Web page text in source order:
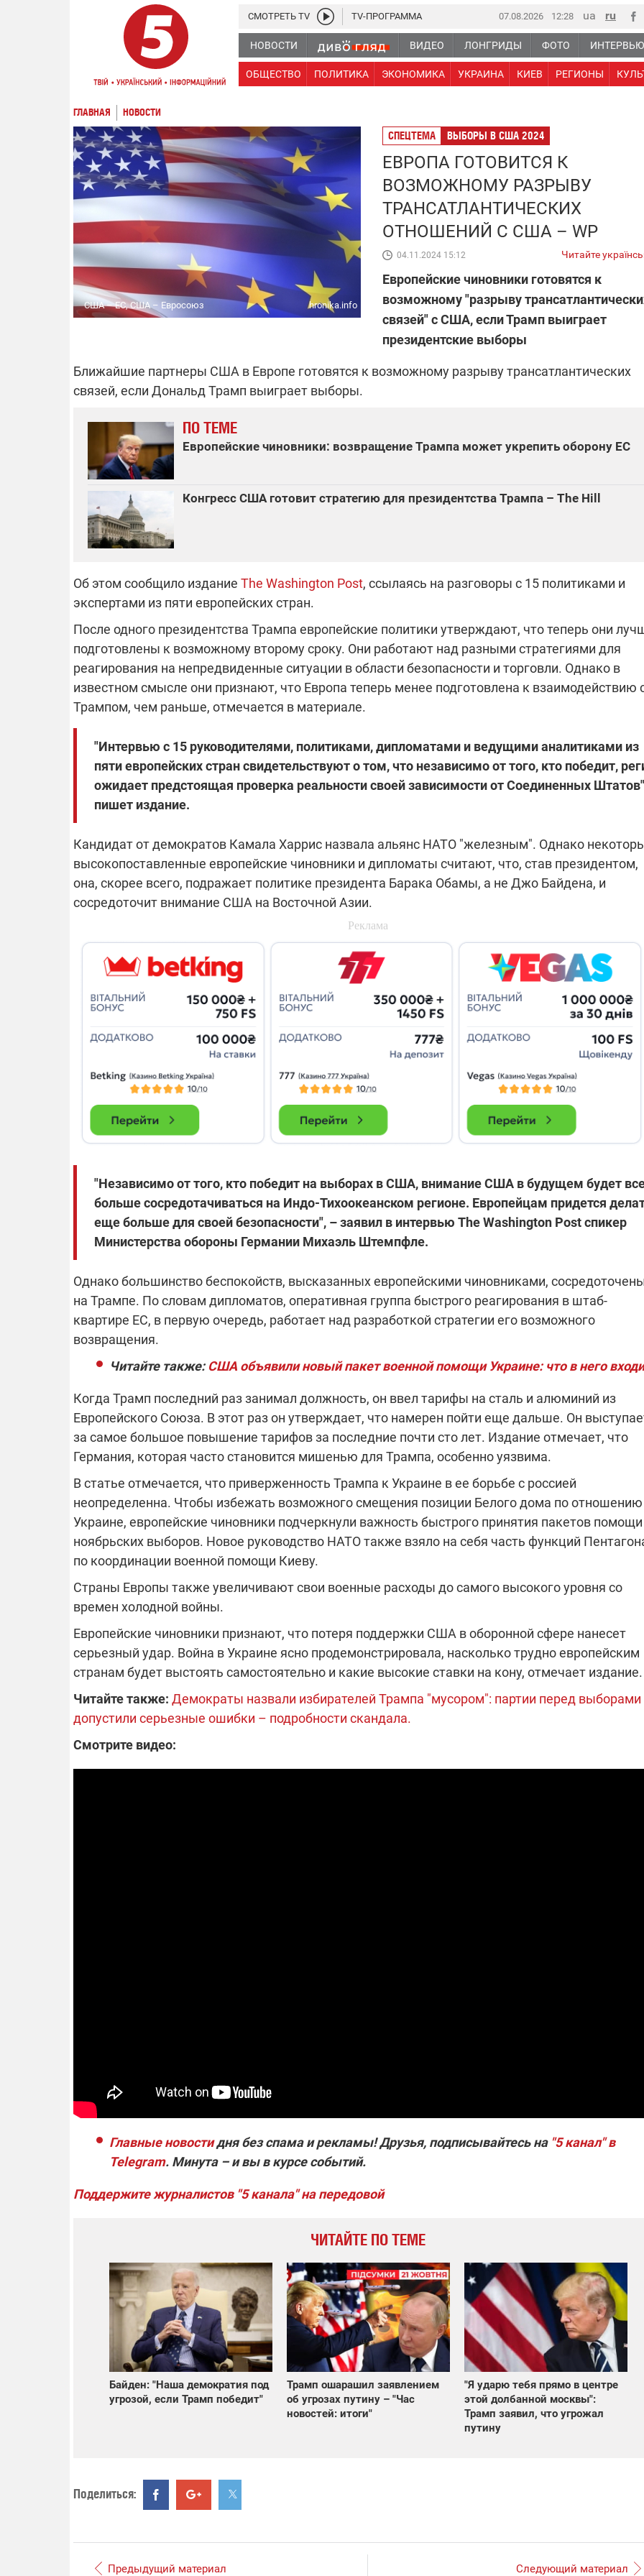
07.08.2026 12:28
НОВОСТИ ВИДЕО ЛОНГРИДЫ ФОТО ИНТЕРВЬЮ
ОБЩЕСТВО ПОЛИТИКА ЭКОНОМИКА УКРАИНА КИЕВ РЕГИОНЫ
СМОТРЕТЬ TV TV-ПРОГРАММА
ГЛАВНАЯ НОВОСТИ
США – ЕС, США – Евросоюз hronika.info
СПЕЦТЕМА ВЫБОРЫ В США 2024
ЕВРОПА ГОТОВИТСЯ К
ВОЗМОЖНОМУ РАЗРЫВУ
ТРАНСАТЛАНТИЧЕСКИХ
ОТНОШЕНИЙ С США – WP
04.11.2024 15:12 Читайте
Европейские чиновники готовятся к
возможному "разрыву
связей" с США, если Трамп выиграет
президентские выборы
Ближайшие партнеры США в Европе готовятся к возможному разрыву трансатлантических
связей, если Дональд Трамп выиграет выборы.
ПО ТЕМЕ
Европейские чиновники: возвращение Трампа может укрепить оборону ЕС
Конгресс США готовит стратегию для президентства Трампа – The Hill
Об этом сообщило издание The Washington Post, ссылаясь на разговоры с 15 политиками и
экспертами из пяти европейских стран.
После одного президентства Трампа европейские политики утверждают, что теперь они
подготовлены к возможному второму сроку. Они работают над разными стратегиями для
реагирования на непредвиденные ситуации в области безопасности и торговли. Однако в
известном смысле они признают, что Европа теперь менее подготовлена к взаимодействию
Трампом, чем раньше, отмечается в материале.
"Интервью с 15 руководителями, политиками, дипломатами и ведущими аналитиками из
пяти европейских стран свидетельствуют о том, что независимо от того, кто победит,
ожидает предстоящая проверка реальности своей зависимости от Соединенных
пишет издание.
Кандидат от демократов Камала Харрис назвала альянс НАТО "железным". Однако
высокопоставленные европейские чиновники и дипломаты считают, что, став президентом,
она, скорее всего, подражает политике президента Барака Обамы, а не Джо Байдена, и
сосредоточит внимание США на Восточной Азии.
"Независимо от того, кто победит на выборах в США, внимание США в будущем будет
больше сосредотачиваться на Индо-Тихоокеанском регионе. Европейцам придется
еще больше для своей безопасности", – заявил в интервью The Washington Post спикер
Министерства обороны Германии Михаэль Штемпфле.
Однако большинство беспокойств, высказанных европейскими чиновниками,
на Трампе. По словам дипломатов, оперативная группа быстрого реагирования в штаб-
квартире ЕС, в первую очередь, работает над разработкой стратегии его возможного
возвращения.
Читайте также: США объявили новый пакет военной помощи Украине: что в него
Когда Трамп последний раз занимал должность, он ввел тарифы на сталь и алюминий из
Европейского Союза. В этот раз он утверждает, что намерен пойти еще дальше. Он
за самое большое повышение тарифов за последние почти сто лет. Издание отмечает, что
Германия, которая часто становится мишенью для Трампа, особенно уязвима.
В статье отмечается, что приверженность Трампа к Украине в ее борьбе с россией
неопределенна. Чтобы избежать возможного смещения позиции Белого дома по отношению
Украине, европейские чиновники подчеркнули важность быстрого принятия пакетов
ноябрьских выборов. Новое руководство НАТО также взяло на себя часть функций
по координации военной помощи Киеву.
Страны Европы также увеличивают свои военные расходы до самого высокого уровня со
времен холодной войны.
Европейские чиновники признают, что потеря поддержки США в оборонной сфере нанесет
серьезный удар. Война в Украине ясно продемонстрировала, насколько трудно европейским
странам будет выстоять самостоятельно и какие высокие ставки на кону, отмечает издание.
Читайте также: Демократы назвали избирателей Трампа "мусором": партии перед выборами
допустили серьезные ошибки – подробности скандала.
Смотрите видео:
Главные новостидня без спама и рекламы! Друзья, подписывайтесь на "5 канал" в
Telegram. Минута – и вы в курсе событий.
Поддержите журналистов "5 канала" на передовой
ЧИТАЙТЕ ПО ТЕМЕ
Байден: "Наша демократия под
угрозой, если Трамп победит"
Трамп ошарашил заявлением
об угрозах путину – "Час
новостей: итоги"
"Я ударю тебя прямо в центре
этой долбанной москвы":
Трамп заявил, что угрожал
путину
Поделиться:
Предыдущий материал Следующий материал
ОТКЛЮЧЕНИЕ СВЕТА В УКРАИНЕ
электроснабжения в результате
Подготовьте внешние аккумуляторы: в
отключений электроэнергии –
"ПЛЕНКИ МИНДИЧА": ДЕЛО О
отношении бывшего
08.09.2025 12:28
Поддержи
выиграй легендарный
14.11.2025 17:25
"Око и щит": дроны,
РЭБ и пикапы –
средств на нужды
сразу четырех бригад
ВСУ
11.08.2025 15:16
поддержите
которые снимают на
самых горячих
направлениях фронта
04.12.2025 13:01
бригада Воздушных
сил ВСУ собирает на
НРК Numo